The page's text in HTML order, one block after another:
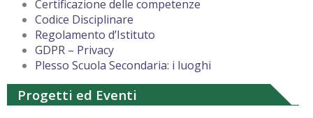
Certificazione delle competenze
Codice Disciplinare
Regolamento d’Istituto
GDPR – Privacy
Plesso Scuola Secondaria: i luoghi
Progetti ed Eventi